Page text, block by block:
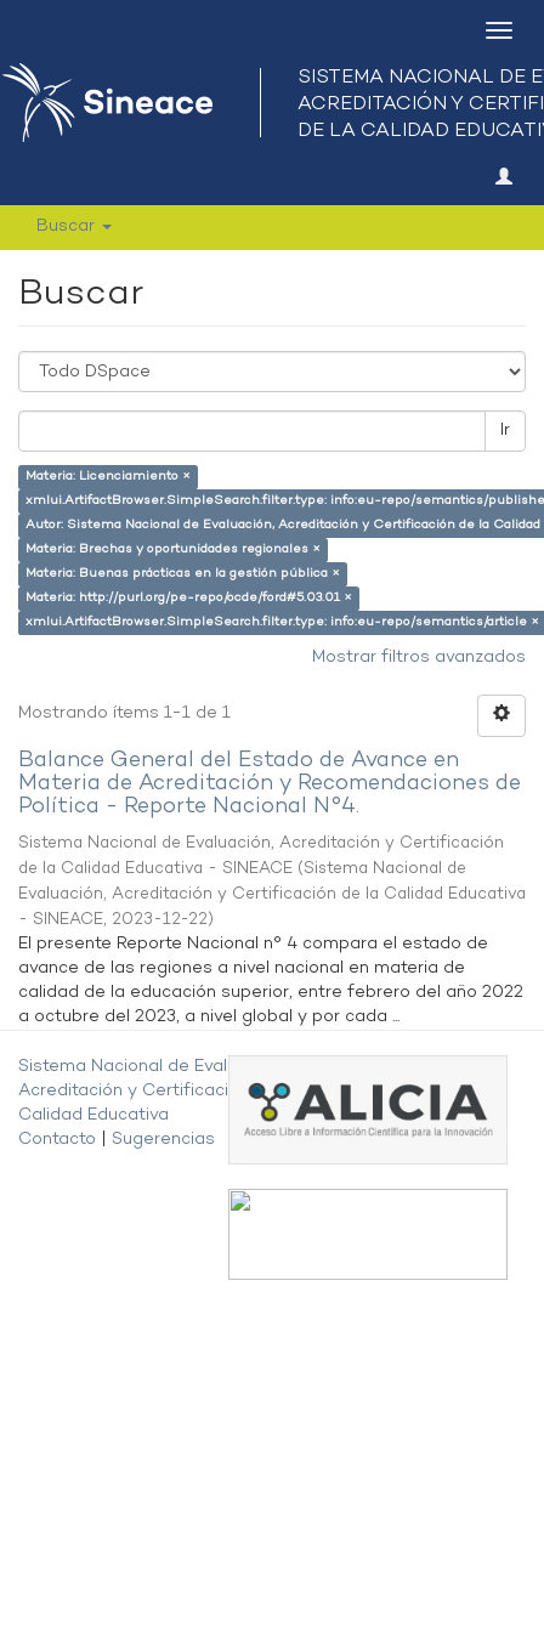
Buscar
Buscar
Ir
Materia: Licenciamiento ×
xmlui.ArtifactBrowser.SimpleSearch.filter.type: info:eu-repo/semantics/
Autor: Sistema Nacional de Evaluación, Acreditación y Certificación de la
Materia: Brechas y oportunidades regionales ×
Materia: Buenas prácticas en la gestión pública ×
Materia: http://purl.org/pe-repo/ocde/ford#5.03.01 ×
xmlui.ArtifactBrowser.SimpleSearch.filter.type: info:eu-repo/semantics/article ×
Mostrar filtros avanzados
Mostrando ítems 1-1 de 1
Balance General del Estado de Avance en
Materia de Acreditación y Recomendaciones de
Política - Reporte Nacional N°4.
Sistema Nacional de Evaluación, Acreditación y Certificación
de la Calidad Educativa - SINEACE (Sistema Nacional de
Evaluación, Acreditación y Certificación de la Calidad Educativa
- SINEACE, 2023-12-22)
El presente Reporte Nacional n° 4 compara el estado de
avance de las regiones a nivel nacional en materia de
calidad de la educación superior, entre febrero del año 2022
a octubre del 2023, a nivel global y por cada ...
Sistema Nacional de Evaluación,
Acreditación y Certificación de la
Calidad Educativa
Contacto
Sugerencias